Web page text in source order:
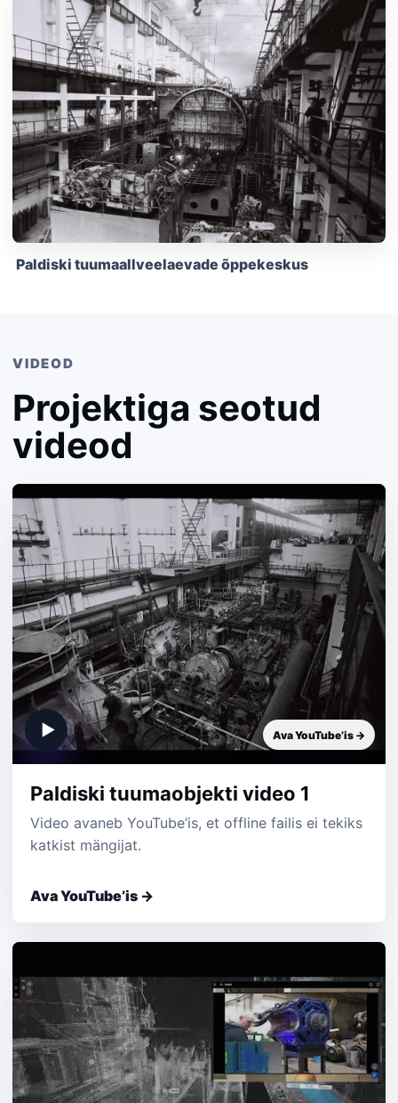
Paldiski tuumaallveelaevade õppekeskus
VIDEOD
Projektiga seotud
videod
▶ Ava YouTube’is →
Paldiski tuumaobjekti video 1
Video avaneb YouTube’is, et offline failis ei tekiks
katkist mängijat.
Ava YouTube’is →